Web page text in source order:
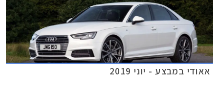
אאודי במבצע - יוני 2019